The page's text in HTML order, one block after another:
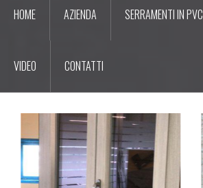
HOME AZIENDA SERRAMENTI IN PVC
VIDEO CONTATTI